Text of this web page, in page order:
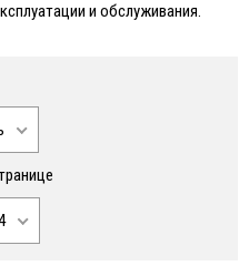
и обслуживания.